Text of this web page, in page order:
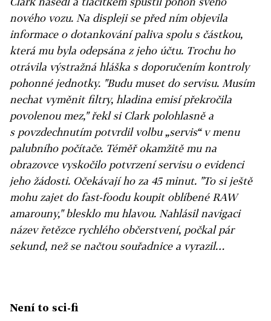
nového vozu. Na displeji se před ním objevila
informace o dotankování paliva spolu s částkou,
která mu byla odepsána z jeho účtu. Trochu ho
otrávila výstražná hláška s doporučením kontroly
pohonné jednotky. "Budu muset do servisu. Musím
nechat vyměnit filtry, hladina emisí překročila
povolenou mez," řekl si Clark polohlasně a
s povzdechnutím potvrdil volbu „servis“ v menu
palubního počítače. Téměř okamžitě mu na
obrazovce vyskočilo potvrzení servisu o evidenci
jeho žádosti. Očekávají ho za 45 minut. "To si ještě
mohu zajet do fast-foodu koupit oblíbené RAW
amarouny," blesklo mu hlavou. Nahlásil navigaci
název řetězce rychlého občerstvení, počkal pár
sekund, než se načtou souřadnice a vyrazil…
Není to sci-fi